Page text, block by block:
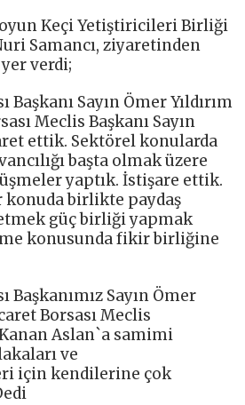
Keçi Yetiştiricileri Birliği
Samancı, ziyaretinden
verdi;
Başkanı Sayın Ömer Yıldırım
Meclis Başkanı Sayın
ettik. Sektörel konularda
başta olmak üzere
yaptık. İstişare ettik.
birlikte paydaş
güç birliği yapmak
konusunda fikir birliğine
Başkanımız Sayın Ömer
Borsası Meclis
Kanan Aslan`a samimi
ve
için kendilerine çok